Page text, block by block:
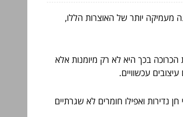
מעמיקה יותר של האוצרות הללו,
בכך היא לא רק מיומנות אלא
עכשוויים.
נדירות ואפילו חומרים לא שגרתיים